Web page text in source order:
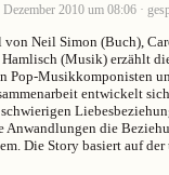
2010 um 08:06 ·
von Neil Simon (Buch),
(Musik) erzählt
Pop-Musikkomponisten
entwickelt
Anwandlungen die
Die Story basiert auf